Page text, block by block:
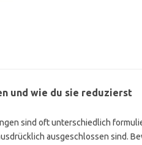
und wie du sie reduzierst
sind oft unterschiedlich
ausgeschlossen sind.